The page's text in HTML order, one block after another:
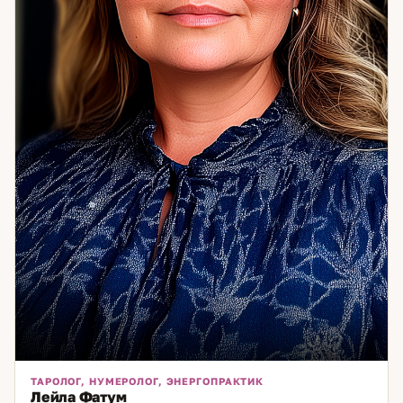
источники проблем и ускорять процесс восстановления
гармонии. Если вы чувствуете, что что-то мешает вам
двигаться вперёд — опишите ситуацию. Я помогу увидеть
причины и предложу конкретные шаги для их устранения.
ТАРОЛОГ, НУМЕРОЛОГ, ЭНЕРГОПРАКТИК
Лейла Фатум